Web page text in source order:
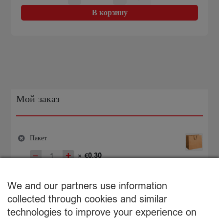
€3,65.
Medus
dažādu
В корзину
Мой заказ
Пакет
−
Количество
Пакет
+ × €0,30
Подытог: €0,30
Просмотр корзины
We and our partners use information
collected through cookies and similar
technologies to improve your experience on